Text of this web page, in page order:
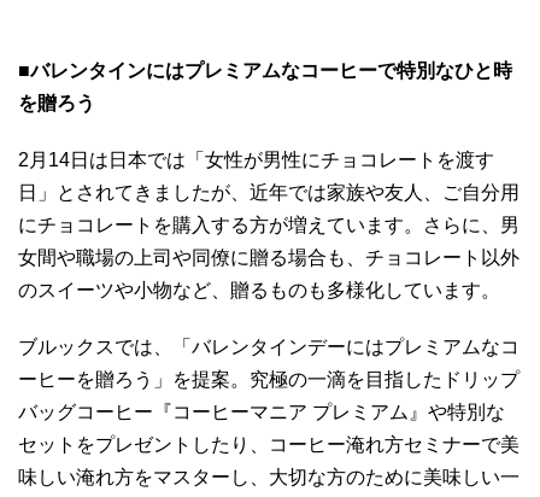
■バレンタインにはプレミアムなコーヒーで特別なひと時
を贈ろう
2月14日は日本では「女性が男性にチョコレートを渡す
日」とされてきましたが、近年では家族や友人、ご自分用
にチョコレートを購入する方が増えています。さらに、男
女間や職場の上司や同僚に贈る場合も、チョコレート以外
のスイーツや小物など、贈るものも多様化しています。
ブルックスでは、「バレンタインデーにはプレミアムなコ
ーヒーを贈ろう」を提案。究極の一滴を目指したドリップ
バッグコーヒー『コーヒーマニア プレミアム』や特別な
セットをプレゼントしたり、コーヒー淹れ方セミナーで美
味しい淹れ方をマスターし、大切な方のために美味しい一